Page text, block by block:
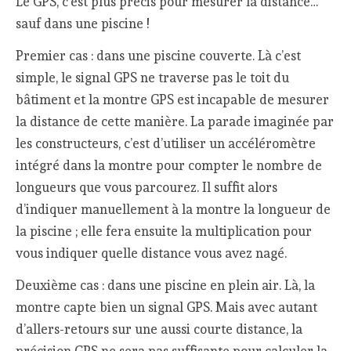
sauf dans une piscine !
Premier cas : dans une piscine couverte. Là c’est
simple, le signal GPS ne traverse pas le toit du
bâtiment et la montre GPS est incapable de mesurer
la distance de cette manière. La parade imaginée par
les constructeurs, c’est d’utiliser un accéléromètre
intégré dans la montre pour compter le nombre de
longueurs que vous parcourez. Il suffit alors
d’indiquer manuellement à la montre la longueur de
la piscine ; elle fera ensuite la multiplication pour
vous indiquer quelle distance vous avez nagé.
Deuxième cas : dans une piscine en plein air. Là, la
montre capte bien un signal GPS. Mais avec autant
d’allers-retours sur une aussi courte distance, la